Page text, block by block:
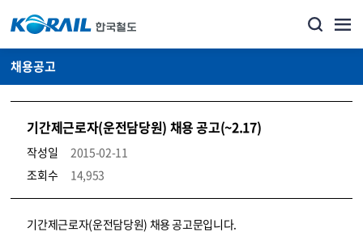
채용공고
기간제근로자(운전담당원) 채용 공고(~2.17)
작성일
2015-02-11
조회수
14,953
코레일소개_경영공시_채용공고 상세보기 – 내용, 파일, 담당자 연락처로 구성
기간제근로자(운전담당원) 채용 공고문입니다.